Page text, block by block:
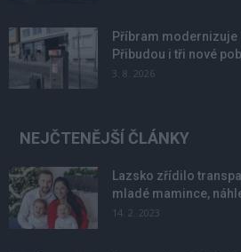
Příbram modernizuje
Přibudou i tři nové
3. 8. 2026
NEJČTENĚJŠÍ ČLÁNKY
Lazsko zřídilo
mladé mamince,
14. 2. 2023